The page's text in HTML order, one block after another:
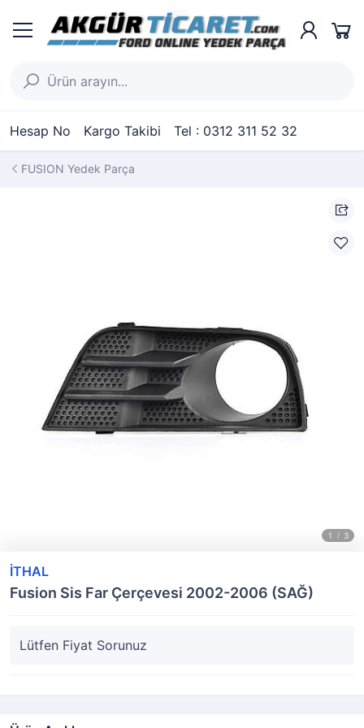
Hesap No Kargo Takibi Tel : 0312 311 52 32
FUSION Yedek Parça
İTHAL
Fusion Sis Far Çerçevesi 2002-2006 (SAĞ)
Lütfen Fiyat Sorunuz